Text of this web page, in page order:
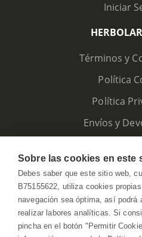
Iniciar
Términos y
Política
Política
Envíos y
Sobre las cookies en este
Debes saber que este sitio web,
B75155622, utiliza cookies
navegación sea óptima, así podrá
realizar labores analíticas. Si
pincha en el botón "Permitir